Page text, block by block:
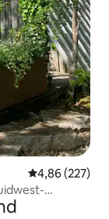
Gemiddelde
4,86 (227)